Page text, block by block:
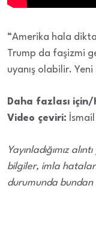
“Amerika hala
Trump da faşizmi
uyanış olabilir.
Daha fazlası
Video çeviri:
Yayınladığımız
bilgiler, imla
durumunda bundan